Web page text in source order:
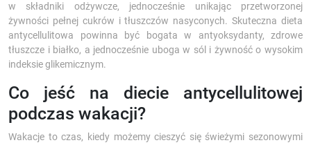
w składniki odżywcze, jednocześnie unikając przetworzonej
żywności pełnej cukrów i tłuszczów nasyconych. Skuteczna dieta
antycellulitowa powinna być bogata w antyoksydanty, zdrowe
tłuszcze i białko, a jednocześnie uboga w sól i żywność o wysokim
indeksie glikemicznym.
Co jeść na diecie antycellulitowej
podczas wakacji?
Wakacje to czas, kiedy możemy cieszyć się świeżymi sezonowymi